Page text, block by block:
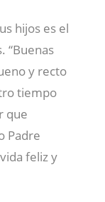
hijos es el
“Buenas
y recto
tiempo
que
Padre
feliz y